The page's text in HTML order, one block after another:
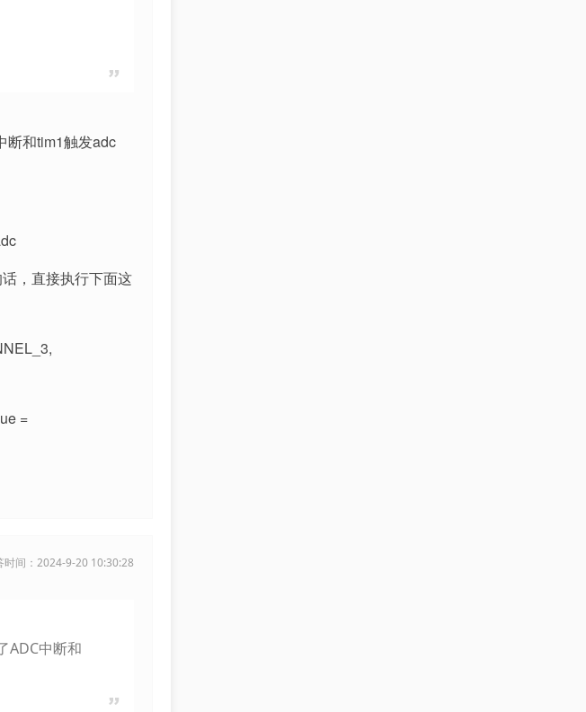
断和tim1触发adc
，直接执行下面这
=
时间：2024-9-20 10:30:28
ADC中断和